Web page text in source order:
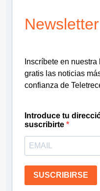
Inscríbete en
gratis las noticias
confianza de
Introduce tu
suscribirte
SUSCRIBIRSE